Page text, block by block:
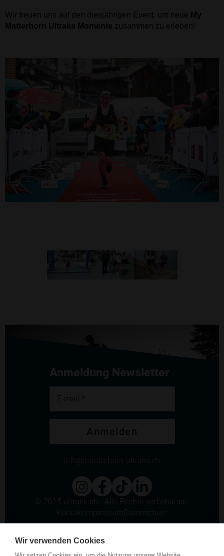
Wir freuen uns auf den diesjährigen Event, um neue My
Matterhorn Ultraks Momente zusammen zu erleben!
Anmeldung Newsletter
E-mail *
Anmelden
info matterhorn-ultraks.ch
© 2025 ultraks.ch - Alle Rechte vorbehalten.
Kontakt Impressum Datenschutz
Wir verwenden Cookies